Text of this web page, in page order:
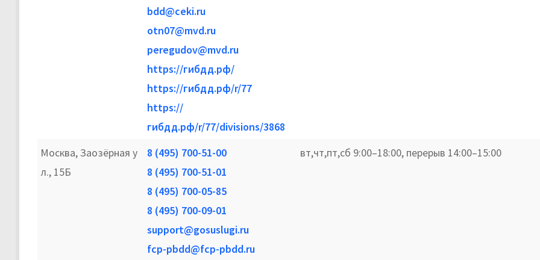
bdd@ceki.ru
otn07@mvd.ru
peregudov@mvd.ru
https://гибдд.рф/
https://гибдд.рф/r/77
https://
гибдд.рф/r/77/divisions/3868
Москва, Заозёрная у
л., 15Б
8 (495) 700-51-00
8 (495) 700-51-01
8 (495) 700-05-85
8 (495) 700-09-01
support@gosuslugi.ru
fcp-pbdd@fcp-pbdd.ru
вт,чт,пт,сб 9:00–18:00, перерыв 14:00–15:00